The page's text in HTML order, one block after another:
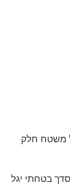
משטח חלק
בטחתי יגל